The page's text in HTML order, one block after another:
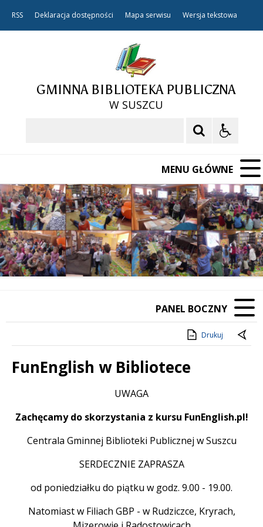
RSS Deklaracja dostępności Mapa serwisu Wersja tekstowa
GMINNA BIBLIOTEKA PUBLICZNA
W SUSZCU
MENU GŁÓWNE
PANEL BOCZNY
Drukuj
FunEnglish w Bibliotece
UWAGA
Zachęcamy do skorzystania z kursu FunEnglish.pl!
Centrala Gminnej Biblioteki Publicznej w Suszcu
SERDECZNIE ZAPRASZA
od poniedziałku do piątku w godz. 9.00 - 19.00.
Natomiast w Filiach GBP - w Rudziczce, Kryrach,